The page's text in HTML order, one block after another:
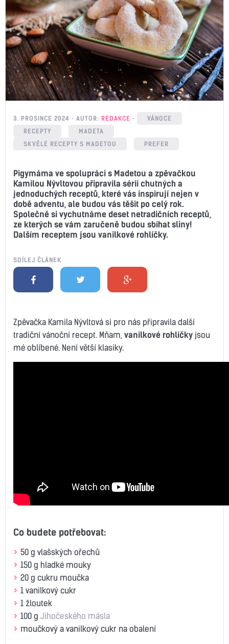
3. PROSINCE 2024 AUTOR: REDAKCE
VÁNOCE
RECEPTY
MADETA
SKVĚLÉ RECEPTY S MADETOU
PREFER
Pigymáma ve spolupráci s Madetou a zpěvačkou
Kamilou Nývltovou připravila sérii chutných a
jednoduchých receptů, které vás inspirují nejen v
době adventu, ale budou vás těšit po celý rok.
Společně si vychutnáme deset netradičních receptů,
ze kterých se vám zaručeně budou sbíhat sliny!
Dalším receptem jsou vanilkové rohlíčky.
SDÍLEJ ČLÁNEK
Zpěvačka Kamila Nývltová si pro nás připravila další
tradiční vánoční recept. Mňam, vanilkové rohlíčky jsou
mé oblíbené. Není větší klasiky.
Co budete potřebovat:
50 g vlašských ořechů
150 g hladké mouky
20 g cukru moučka
1 vanilkový cukr
1 žloutek
100 g Jihočeského másla
moučkový a vanilkový cukr na obalení